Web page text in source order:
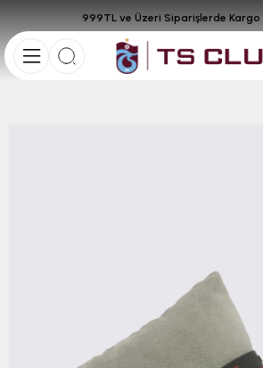
999TL ve Üzeri Siparişlerde Kargo